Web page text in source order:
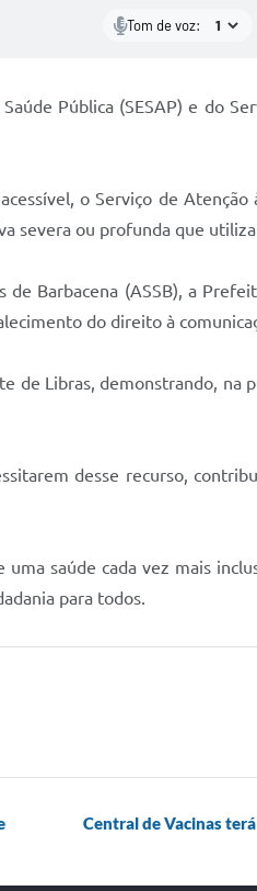
Tom de voz:
Pública (SESAP) e do
o Serviço de
severa ou profunda que
Barbacena (ASSB), a
do direito à
Libras, demonstrando, na
desse recurso,
saúde cada vez mais
para todos.
Central de Vacinas